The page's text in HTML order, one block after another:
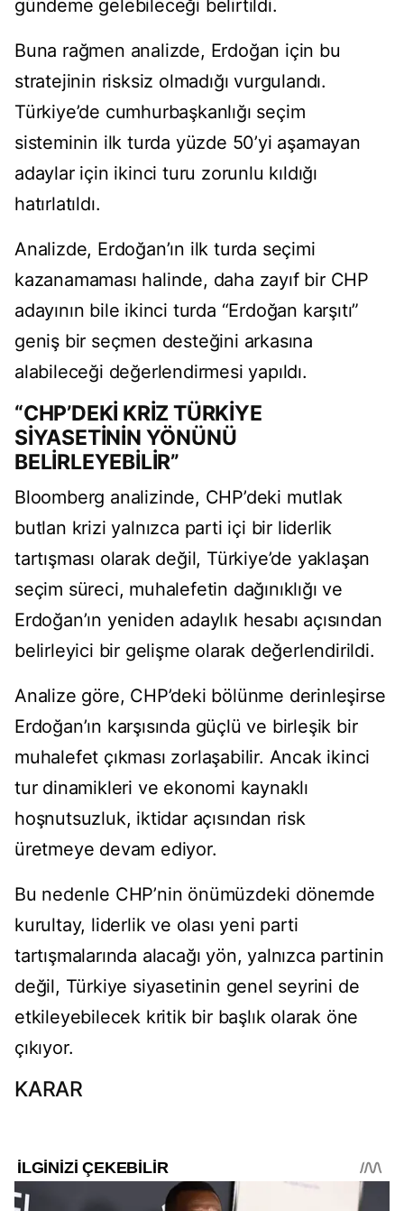
gündeme gelebileceği belirtildi.
Buna rağmen analizde, Erdoğan için bu
stratejinin risksiz olmadığı vurgulandı.
Türkiye’de cumhurbaşkanlığı seçim
sisteminin ilk turda yüzde 50’yi aşamayan
adaylar için ikinci turu zorunlu kıldığı
hatırlatıldı.
Analizde, Erdoğan’ın ilk turda seçimi
kazanamaması halinde, daha zayıf bir CHP
adayının bile ikinci turda “Erdoğan karşıtı”
geniş bir seçmen desteğini arkasına
alabileceği değerlendirmesi yapıldı.
“CHP’DEKİ KRİZ TÜRKİYE
SİYASETİNİN YÖNÜNÜ
BELİRLEYEBİLİR”
Bloomberg analizinde, CHP’deki mutlak
butlan krizi yalnızca parti içi bir liderlik
tartışması olarak değil, Türkiye’de yaklaşan
seçim süreci, muhalefetin dağınıklığı ve
Erdoğan’ın yeniden adaylık hesabı açısından
belirleyici bir gelişme olarak değerlendirildi.
Analize göre, CHP’deki bölünme derinleşirse
Erdoğan’ın karşısında güçlü ve birleşik bir
muhalefet çıkması zorlaşabilir. Ancak ikinci
tur dinamikleri ve ekonomi kaynaklı
hoşnutsuzluk, iktidar açısından risk
üretmeye devam ediyor.
Bu nedenle CHP’nin önümüzdeki dönemde
kurultay, liderlik ve olası yeni parti
tartışmalarında alacağı yön, yalnızca partinin
değil, Türkiye siyasetinin genel seyrini de
etkileyebilecek kritik bir başlık olarak öne
çıkıyor.
KARAR